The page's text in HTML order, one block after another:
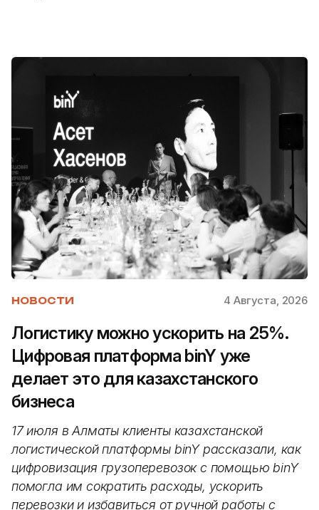
НОВОСТИ 4 Августа, 2026
Логистику можно ускорить на 25%.
Цифровая платформа binY уже
делает это для казахстанского
бизнеса
17 июля в Алматы клиенты казахстанской
логистической платформы binY рассказали, как
цифровизация грузоперевозок с помощью binY
помогла им сократить расходы, ускорить
перевозки и избавиться от ручной работы с